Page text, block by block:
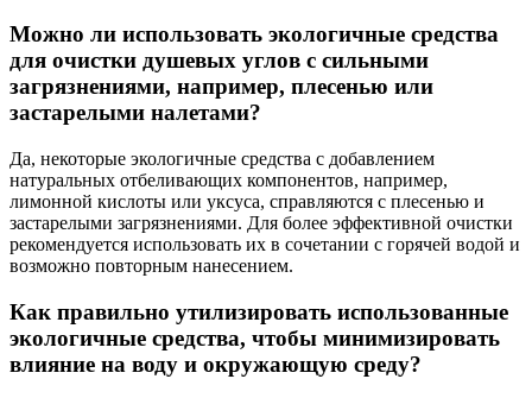
Можно ли использовать экологичные средства
для очистки душевых углов с сильными
загрязнениями, например, плесенью или
застарелыми налетами?
Да, некоторые экологичные средства с добавлением
натуральных отбеливающих компонентов, например,
лимонной кислоты или уксуса, справляются с плесенью и
застарелыми загрязнениями. Для более эффективной очистки
рекомендуется использовать их в сочетании с горячей водой и
возможно повторным нанесением.
Как правильно утилизировать использованные
экологичные средства, чтобы минимизировать
влияние на воду и окружающую среду?